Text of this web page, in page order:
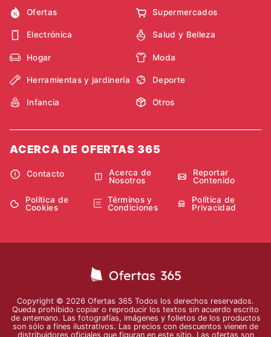
Ofertas Supermercados
Electrónica Salud y Belleza
Hogar Moda
Herramientas y jardinería Deporte
Infancia Otros
ACERCA DE OFERTAS 365
Contacto
Acerca de
Nosotros
Reportar
Contenido
Política de
Cookies
Términos y
Condiciones
Política de
Privacidad
Copyright © 2026 Ofertas 365 Todos los derechos reservados.
Queda prohibido copiar o reproducir los textos sin acuerdo escrito
de antemano. Las fotografías, imágenes y folletos de los productos
son sólo a fines ilustrativos. Las precios con descuentos vienen de
distribuidores oficiales que figuran en este sitio. Las ofertas son